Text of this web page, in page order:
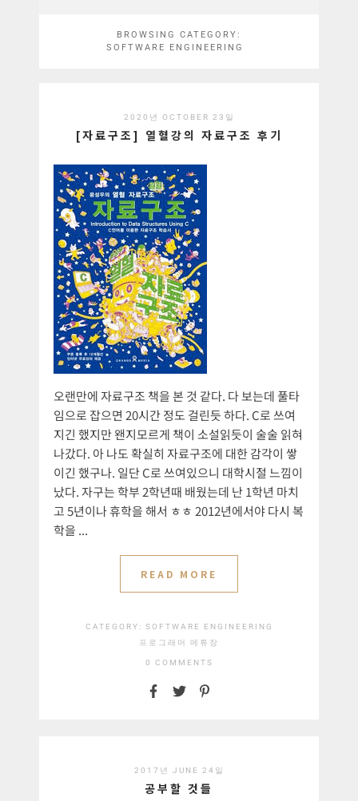
BROWSING CATEGORY:
SOFTWARE ENGINEERING
2020년 OCTOBER 23일
[자료구조] 열혈강의 자료구조 후기
오랜만에 자료구조 책을 본 것 같다. 다 보는데 풀타
임으로 잡으면 20시간 정도 걸린듯 하다. C로 쓰여
지긴 했지만 왠지모르게 책이 소설읽듯이 술술 읽혀
나갔다. 아 나도 확실히 자료구조에 대한 감각이 쌓
이긴 했구나. 일단 C로 쓰여있으니 대학시절 느낌이
났다. 자구는 학부 2학년때 배웠는데 난 1학년 마치
고 5년이나 휴학을 해서 ㅎㅎ 2012년에서야 다시 복
학을 ...
READ MORE
CATEGORY: SOFTWARE ENGINEERING
프로그래머 메튜장
0 COMMENTS
2017년 JUNE 24일
공부할 것들